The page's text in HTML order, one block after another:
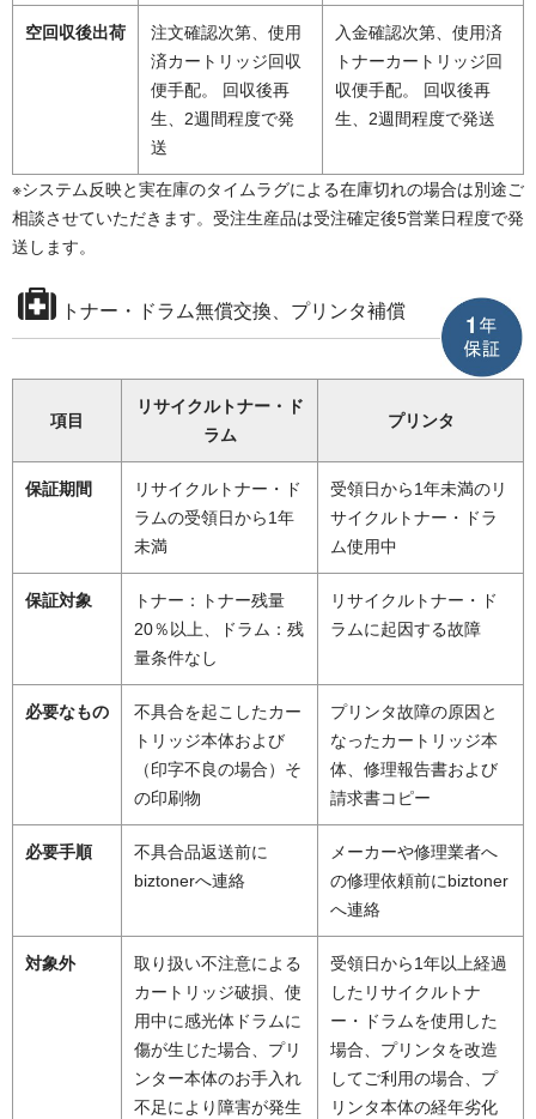
空回収後出荷
注文確認次第、使用
済カートリッジ回収
便手配。 回収後再
生、2週間程度で発
送
入金確認次第、使用済
トナーカートリッジ回
収便手配。 回収後再
生、2週間程度で発送
※システム反映と実在庫のタイムラグによる在庫切れの場合は別途ご
相談させていただきます。受注生産品は受注確定後5営業日程度で発
送します。
トナー・ドラム無償交換、プリンタ補償
項目
リサイクルトナー・ド
ラム
プリンタ
保証期間
リサイクルトナー・ド
ラムの受領日から1年
未満
受領日から1年未満のリ
サイクルトナー・ドラ
ム使用中
保証対象
トナー：トナー残量
20％以上、ドラム：残
量条件なし
リサイクルトナー・ド
ラムに起因する故障
必要なもの
不具合を起こしたカー
トリッジ本体および
（印字不良の場合）そ
の印刷物
プリンタ故障の原因と
なったカートリッジ本
体、修理報告書および
請求書コピー
必要手順
不具合品返送前に
biztonerへ連絡
メーカーや修理業者へ
の修理依頼前にbiztoner
へ連絡
対象外
取り扱い不注意による
カートリッジ破損、使
用中に感光体ドラムに
傷が生じた場合、プリ
ンター本体のお手入れ
不足により障害が発生
受領日から1年以上経過
したリサイクルトナ
ー・ドラムを使用した
場合、プリンタを改造
してご利用の場合、プ
リンタ本体の経年劣化